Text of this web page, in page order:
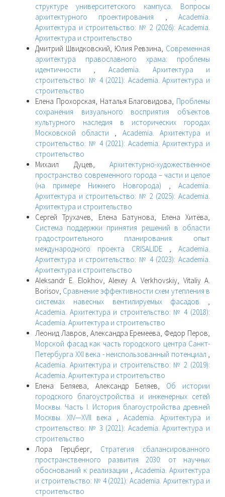
структуре университетского кампуса. Вопросы
архитектурного проектирования ,Academia.
Архитектура и строительство: № 2 (2026): Academia.
Архитектура и строительство
Дмитрий Швидковский, Юлия Ревзина, Современная
архитектура православного храма: проблемы
идентичности , Academia. Архитектура и
строительство: № 4 (2021): Academia. Архитектура и
строительство
Елена Прохорская, Наталья Благовидова, Проблемы
сохранения визуального восприятия объектов
культурного наследия в исторических городах
Московской области , Academia. Архитектура и
строительство: № 4 (2021): Academia. Архитектура и
строительство
Михаил Дуцев, Архитектурно-художественное
пространство современного города – части и целое
(на примере Нижнего Новгорода) , Academia.
Архитектура и строительство: № 2 (2025): Academia.
Архитектура и строительство
Сергей Трухачев, Елена Батунова, Елена Хитёва,
Система поддержки принятия решений в области
градостроительного планирования: опыт
международного проекта CRISALIDE , Academia.
Архитектура и строительство: № 4 (2023): Academia.
Архитектура и строительство
Aleksandr E. Elokhov, Alexey A. Verkhovskiy, Vitaliy A.
Borisov, Сравнение эффективности схем утепления в
системах навесных вентилируемых фасадов ,
Academia. Архитектура и строительство: № 4 (2018):
Academia. Архитектура и строительство
Леонид Лавров, Александра Еремеева, Федор Перов,
Морской фасад как часть городского центра Санкт-
Петербурга XXI века - неиспользованный потенциал ,
Academia. Архитектура и строительство: № 2 (2019):
Academia. Архитектура и строительство
Елена Беляева, Александр Беляев, Об истории
городского благоустройства и инженерных сетей
Москвы. Часть I. История благоустройства древней
Москвы. XIV—XVII века , Academia. Архитектура и
строительство: № 3 (2021): Academia. Архитектура и
строительство
Лора Герцберг, Стратегия сбалансированного
пространственного развития 2030: от научных
обоснований к реализации , Academia. Архитектура
и строительство: № 4 (2021): Academia. Архитектура и
строительство